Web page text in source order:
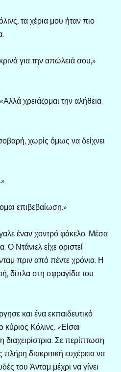
τα χέρια μου ήταν πιο
για την απώλειά σου,»
χρειάζομαι την αλήθεια.
χωρίς όμως να δείχνει
επιβεβαίωση.»
έναν χοντρό φάκελο. Μέσα
Ντάνιελ είχε οριστεί
πριν από πέντε χρόνια. Η
δίπλα στη σφραγίδα του
και ένα εκπαιδευτικό
κύριος Κόλινς. «Είσαι
Σε περίπτωση
πλήρη διακριτική ευχέρεια να
του Άνταμ μέχρι να γίνει